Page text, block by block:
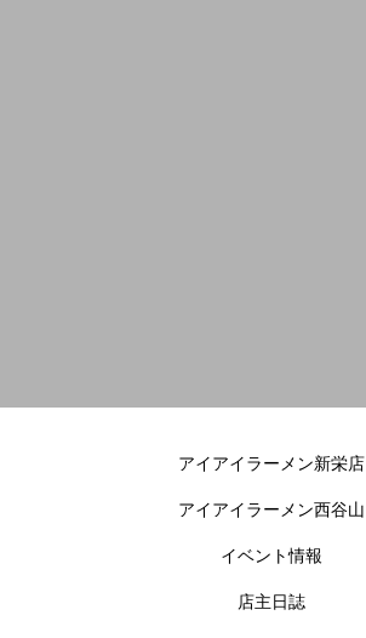
アイアイラーメン新栄店
アイアイラーメン西谷山
イベント情報
店主日誌